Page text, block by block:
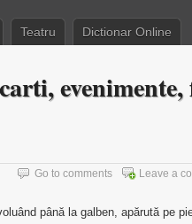
Teatru Dictionar Online
Leave a
Go to comments
până la galben, apărută pe